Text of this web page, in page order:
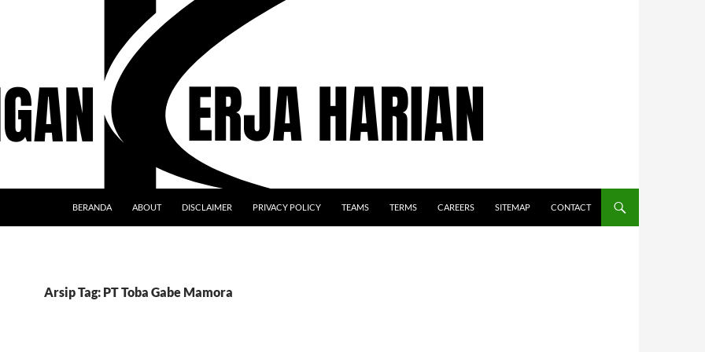
BERANDA ABOUT DISCLAIMER PRIVACY POLICY TEAMS TERMS CAREERS SITEMAP CONTACT
Arsip Tag: PT Toba Gabe Mamora